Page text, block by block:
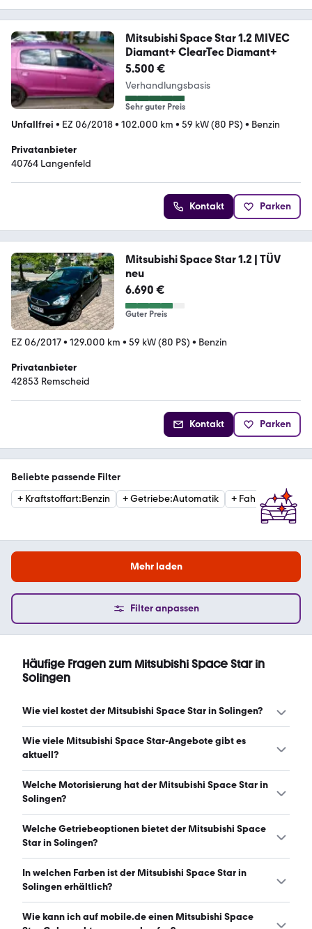
Mitsubishi Space Star 1.2 MIVEC
Diamant+ ClearTec Diamant+
5.500 €
Verhandlungsbasis
Sehr guter Preis
Unfallfrei • EZ 06/2018• 102.000 km • 59 kW (80 PS) • Benzin
Privatanbieter
40764 Langenfeld
Kontakt Parken
Mitsubishi Space Star 1.2 | TÜV
neu
6.690 €
Guter Preis
EZ 06/2017• 129.000 km • 59 kW (80 PS) • Benzin
Privatanbieter
42853 Remscheid
Kontakt Parken
Beliebte passende Filter
+ Kraftstoffart:Benzin +Getriebe:Automatik +
Mehr laden
Filter anpassen
Häufige Fragen zum Mitsubishi Space Star in
Solingen
Wie viel kostet der Mitsubishi Space Star in Solingen?
Ein guter Preis für einen Mitsubishi Space Star in Solingen
liegt zwischen 6.174 € und 10.975 €. (Stand: 8.8.2026)
Wie viele Mitsubishi Space Star-Angebote gibt es
aktuell?
Es gibt insgesamt 24 Mitsubishi Space Star bei mobile.de,
davon 24 Gebraucht- und 0 Neuwagen. (Stand:
Welche Motorisierung hat der Mitsubishi Space Star in
Solingen?
Der Mitsubishi Space Star in Solingen hat Leistungen
zwischen 71 und 80 PS. (Stand: 8.8.2026)
Welche Getriebeoptionen bietet der Mitsubishi Space
Star in Solingen?
Der Mitsubishi Space Star in Solingen ist mit manuellem
und automatischem Getriebe erhältlich. (Stand: 8.8.2026)
In welchen Farben ist der Mitsubishi Space Star in
Solingen erhältlich?
Den Mitsubishi Space Star in Solingen gibt es in folgenden
Wie kann ich auf mobile.de einen Mitsubishi Space